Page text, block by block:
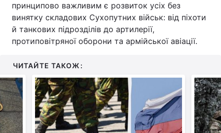
принципово важливим є розвиток усіх без
винятку складових Сухопутних військ: від піхоти
й танкових підрозділів до артилерії,
протиповітряної оборони та армійської авіації.
ЧИТАЙТЕ ТАКОЖ: